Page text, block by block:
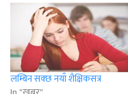
लम्बिन सक्छ नयाँ शैक्षिकसत्र